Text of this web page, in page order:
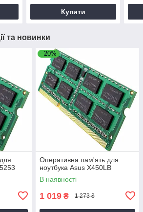
Купити
та новинки
–20%
Оперативна пам'ять для
ноутбука Asus X450LB
В наявності
1 019 ₴ 1 273 ₴